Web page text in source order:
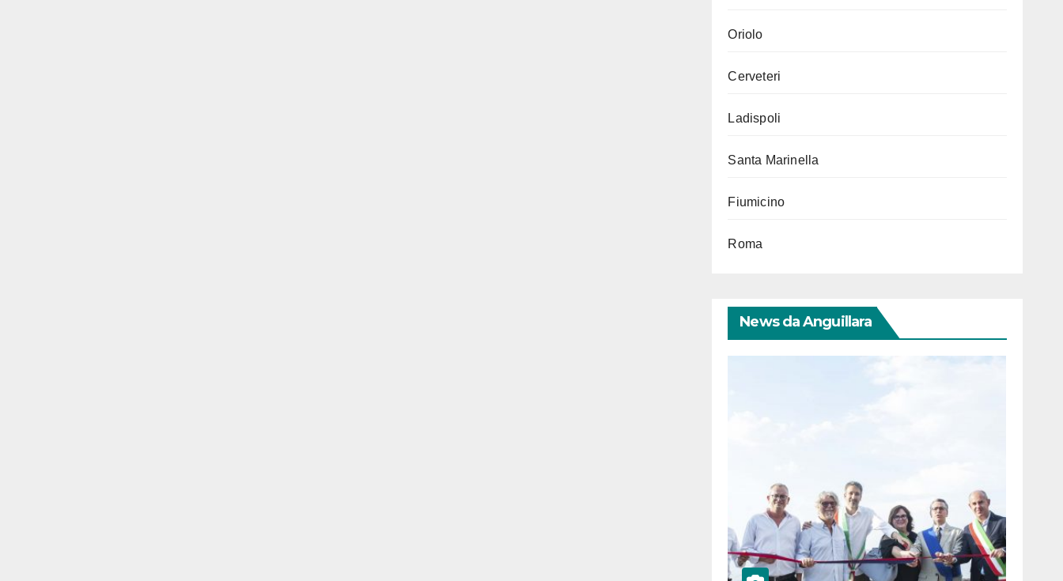
Oriolo
Cerveteri
Ladispoli
Santa Marinella
Fiumicino
Roma
News da Anguillara